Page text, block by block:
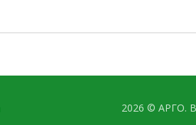
2026 © АРГО.